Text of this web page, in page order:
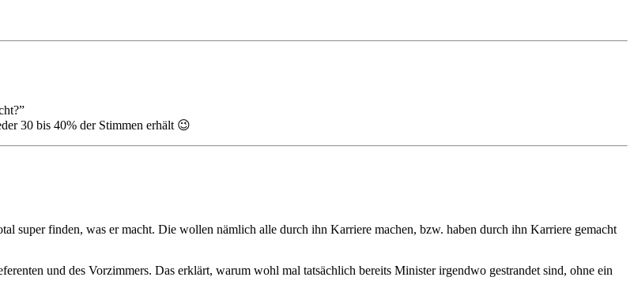
30 bis 40% der Stimmen erhält 😉
super finden, was er macht. Die wollen nämlich alle durch ihn Karriere machen, bzw. haben durch ihn Karriere gemacht
und des Vorzimmers. Das erklärt, warum wohl mal tatsächlich bereits Minister irgendwo gestrandet sind, ohne ein